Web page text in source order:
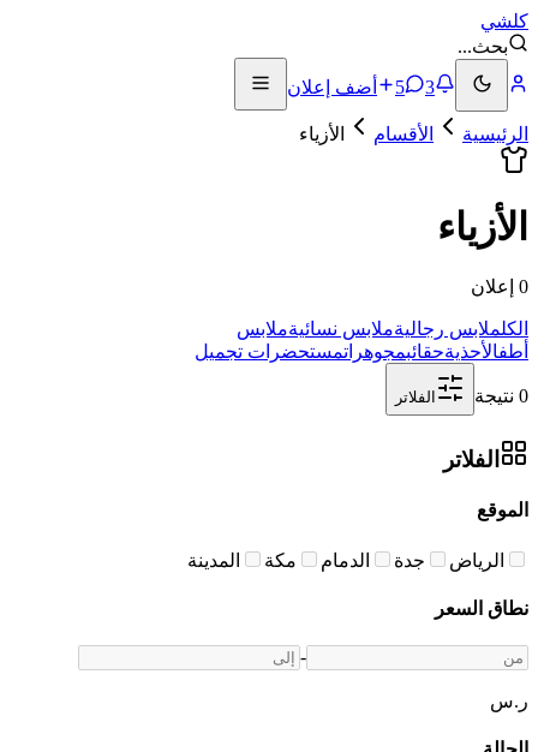
كلشي
بحث...
3
5 أضف إعلان
الرئيسية الأقسام الأزياء
الأزياء
0 إعلان
الكلملابس رجاليةملابس نسائيةملابس
أطفالأحذيةحقائبمجوهراتمستحضرات تجميل
0 نتيجة الفلاتر
الفلاتر
الموقع
الرياض جدة الدمام مكة المدينة
نطاق السعر
-
ر.س